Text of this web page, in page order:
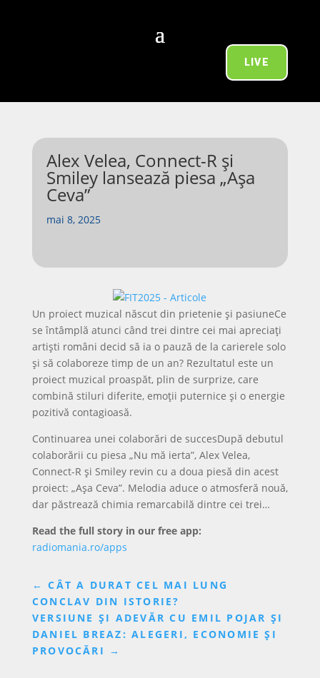
LIVE
Alex Velea, Connect-R și
Smiley lansează piesa „Așa
Ceva”
mai 8, 2025
Un proiect muzical născut din prietenie și pasiuneCe
se întâmplă atunci când trei dintre cei mai apreciați
artiști români decid să ia o pauză de la carierele solo
și să colaboreze timp de un an? Rezultatul este un
proiect muzical proaspăt, plin de surprize, care
combină stiluri diferite, emoții puternice și o energie
pozitivă contagioasă.
Continuarea unei colaborări de succesDupă debutul
colaborării cu piesa „Nu mă ierta”, Alex Velea,
Connect-R și Smiley revin cu a doua piesă din acest
proiect: „Așa Ceva”. Melodia aduce o atmosferă nouă,
dar păstrează chimia remarcabilă dintre cei trei…
Read the full story in our free app:
radiomania.ro/apps
←CÂT A DURAT CEL MAI LUNG
CONCLAV DIN ISTORIE?
VERSIUNE ȘI ADEVĂR CU EMIL POJAR ȘI
DANIEL BREAZ: ALEGERI, ECONOMIE ȘI
PROVOCĂRI →